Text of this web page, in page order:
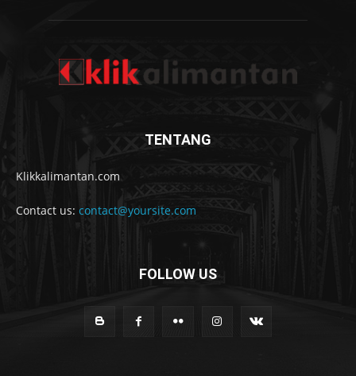
TENTANG
Klikkalimantan.com
Contact us: contact@yoursite.com
FOLLOW US